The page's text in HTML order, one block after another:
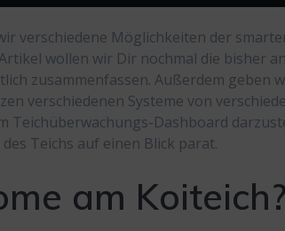
verschiedene Möglichkeiten der
wollen wir Dir nochmal die bisher
zusammenfassen. Außerdem geben
verschiedenen Systeme von
Teichüberwachungs-Dashboard
Teichs auf einen Blick parat.
am Koiteich?